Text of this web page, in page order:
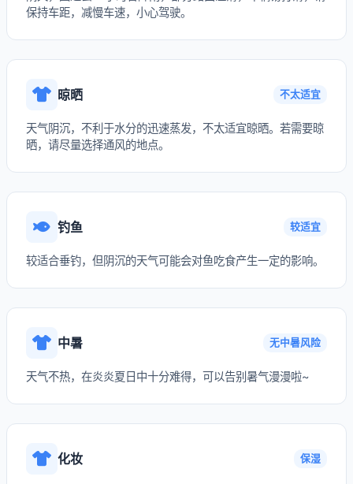
保持车距，减慢车速，小心驾驶。
晾晒 不太适宜
天气阴沉，不利于水分的迅速蒸发，不太适宜晾晒。若需要晾
晒，请尽量选择通风的地点。
钓鱼 较适宜
较适合垂钓，但阴沉的天气可能会对鱼吃食产生一定的影响。
中暑 无中暑风险
天气不热，在炎炎夏日中十分难得，可以告别暑气漫漫啦~
化妆 保湿